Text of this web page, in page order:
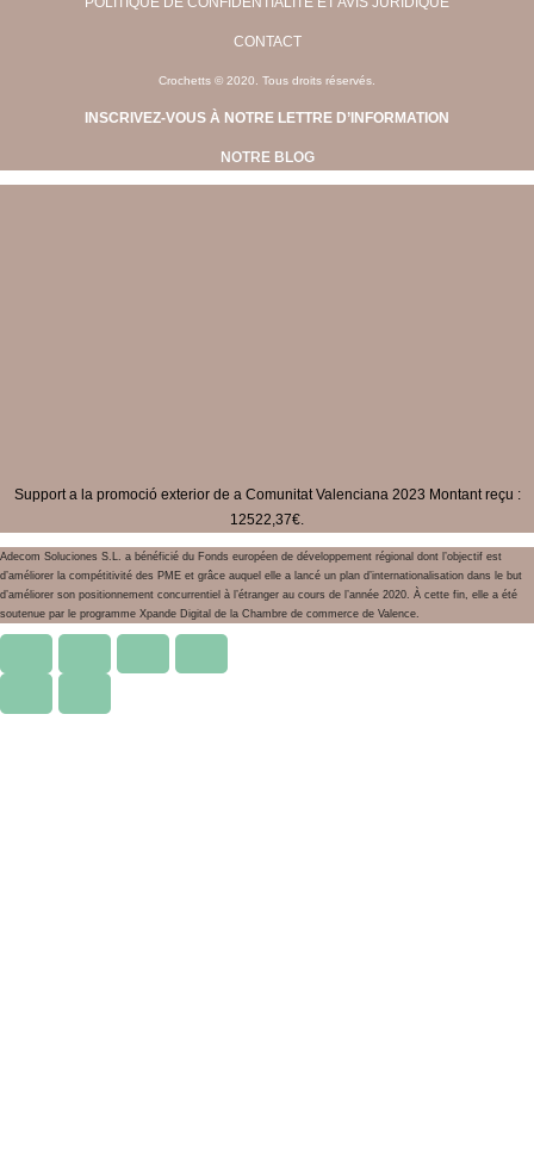
CONTACT
Crochetts © 2020. Tous droits réservés.
INSCRIVEZ-VOUS À NOTRE LETTRE D’INFORMATION
NOTRE BLOG
Support a la promoció exterior de a Comunitat Valenciana 2023 Montant reçu :
12522,37€.
Adecom Soluciones S.L. a bénéficié du Fonds européen de développement régional dont l’objectif est
d’améliorer la compétitivité des PME et grâce auquel elle a lancé un plan d’internationalisation dans le but
d’améliorer son positionnement concurrentiel à l’étranger au cours de l’année 2020. À cette fin, elle a été
soutenue par le programme Xpande Digital de la Chambre de commerce de Valence.